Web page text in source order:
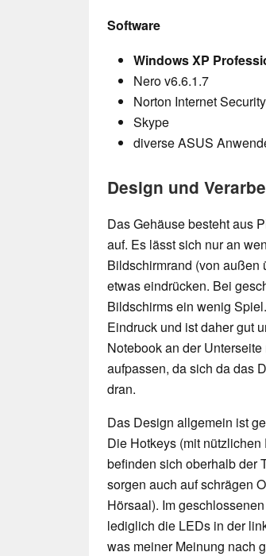
Software
Windows XP
Nero v6.6.1.7
Norton Internet Security
Skype
diverse ASUS
Design und
Das Gehäuse besteht aus
auf. Es lässt sich nur an
Bildschirmrand (von außen
etwas eindrücken. Bei
Bildschirms ein wenig
Eindruck und ist daher gut
Notebook an der
aufpassen, da sich da das
dran.
Das Design allgemein ist
Die Hotkeys (mit
befinden sich oberhalb der
sorgen auch auf schrägen
Hörsaal). Im
lediglich die LEDs in der
was meiner Meinung nach